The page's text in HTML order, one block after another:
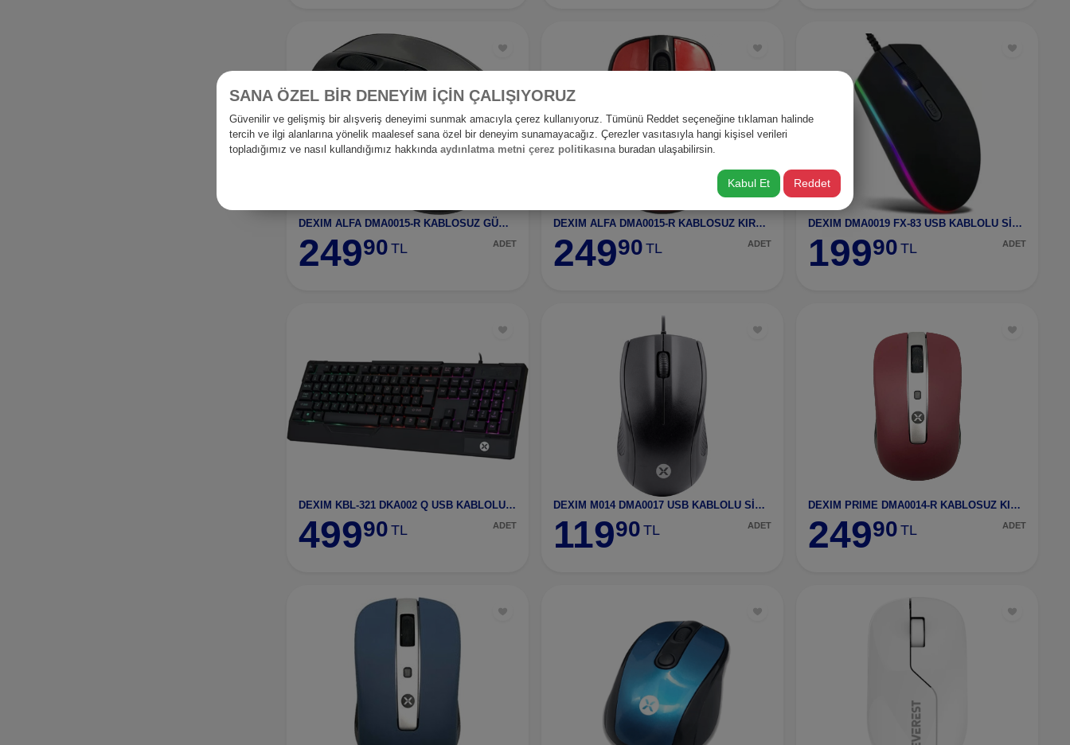
DEXIM ALFA DMA0015-R KABLOSUZ GÜMÜŞ
24990 TL ADET
DEXIM ALFA DMA0015-R KABLOSUZ KIRMIZI
24990 TL ADET
DEXIM DMA0019 FX-83 USB KABLOLU SİYAH MOUSE IŞIK
19990 TL ADET
DEXIM KBL-321 DKA002 Q USB KABLOLU SİYAH RGB GAMIN
49990 TL ADET
DEXIM M014 DMA0017 USB KABLOLU SİYAH MOUSE
11990 TL ADET
DEXIM PRIME DMA0014-R KABLOSUZ KIRMIZI
24990 TL ADET
SANA ÖZEL BİR DENEYİM İÇİN ÇALIŞIYORUZ
Güvenilir ve gelişmiş bir alışveriş deneyimi sunmak amacıyla çerez kullanıyoruz. Tümünü Reddet seçeneğine tıklaman halinde
tercih ve ilgi alanlarına yönelik maalesef sana özel bir deneyim sunamayacağız. Çerezler vasıtasıyla hangi kişisel verileri
topladığımız ve nasıl kullandığımız hakkında aydınlatma metni çerez politikasınaburadan ulaşabilirsin.
Kabul Et Reddet